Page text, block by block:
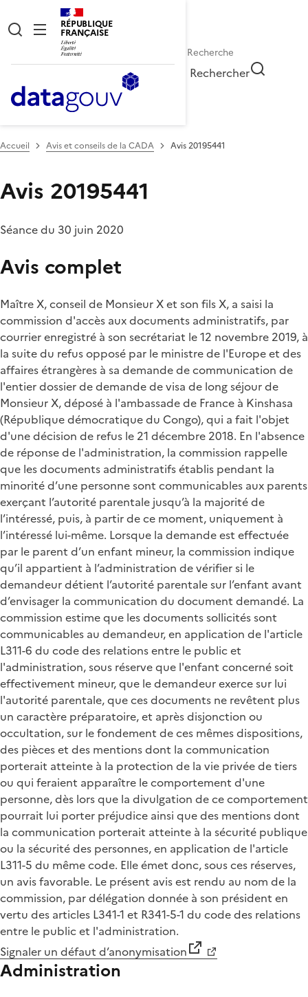
RÉPUBLIQUE
FRANÇAISE
Rechercher
Accueil Avis et conseils de la CADA Avis 20195441
Avis 20195441
Séance du 30 juin 2020
Avis complet
Maître X, conseil de Monsieur X et son fils X, a saisi la
commission d'accès aux documents administratifs, par
courrier enregistré à son secrétariat le 12 novembre 2019, à
la suite du refus opposé par le ministre de l'Europe et des
affaires étrangères à sa demande de communication de
l'entier dossier de demande de visa de long séjour de
Monsieur X, déposé à l'ambassade de France à Kinshasa
(République démocratique du Congo), qui a fait l'objet
d'une décision de refus le 21 décembre 2018. En l'absence
de réponse de l'administration, la commission rappelle
que les documents administratifs établis pendant la
minorité d’une personne sont communicables aux parents
exerçant l’autorité parentale jusqu’à la majorité de
l’intéressé, puis, à partir de ce moment, uniquement à
l’intéressé lui-même. Lorsque la demande est effectuée
par le parent d’un enfant mineur, la commission indique
qu’il appartient à l’administration de vérifier si le
demandeur détient l’autorité parentale sur l’enfant avant
d’envisager la communication du document demandé. La
commission estime que les documents sollicités sont
communicables au demandeur, en application de l'article
L311-6 du code des relations entre le public et
l'administration, sous réserve que l'enfant concerné soit
effectivement mineur, que le demandeur exerce sur lui
l'autorité parentale, que ces documents ne revêtent plus
un caractère préparatoire, et après disjonction ou
occultation, sur le fondement de ces mêmes dispositions,
des pièces et des mentions dont la communication
porterait atteinte à la protection de la vie privée de tiers
ou qui feraient apparaître le comportement d'une
personne, dès lors que la divulgation de ce comportement
pourrait lui porter préjudice ainsi que des mentions dont
la communication porterait atteinte à la sécurité publique
ou la sécurité des personnes, en application de l'article
L311-5 du même code. Elle émet donc, sous ces réserves,
un avis favorable. Le présent avis est rendu au nom de la
commission, par délégation donnée à son président en
vertu des articles L341-1 et R341-5-1 du code des relations
entre le public et l'administration.
Signaler un défaut d’anonymisation
Administration